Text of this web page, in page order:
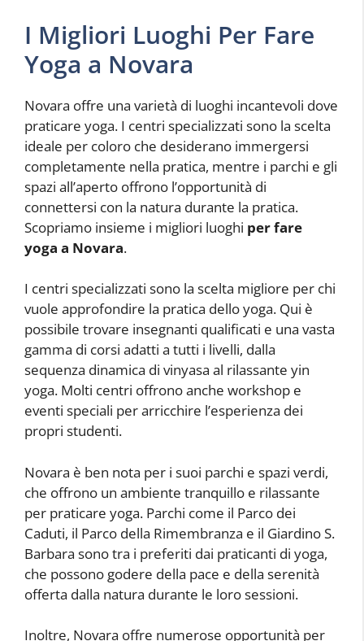
I Migliori Luoghi Per Fare
Yoga a Novara
Novara offre una varietà di luoghi incantevoli dove
praticare yoga. I centri specializzati sono la scelta
ideale per coloro che desiderano immergersi
completamente nella pratica, mentre i parchi e gli
spazi all’aperto offrono l’opportunità di
connettersi con la natura durante la pratica.
Scopriamo insieme i migliori luoghi per fare
yoga a Novara.
I centri specializzati sono la scelta migliore per chi
vuole approfondire la pratica dello yoga. Qui è
possibile trovare insegnanti qualificati e una vasta
gamma di corsi adatti a tutti i livelli, dalla
sequenza dinamica di vinyasa al rilassante yin
yoga. Molti centri offrono anche workshop e
eventi speciali per arricchire l’esperienza dei
propri studenti.
Novara è ben nota per i suoi parchi e spazi verdi,
che offrono un ambiente tranquillo e rilassante
per praticare yoga. Parchi come il Parco dei
Caduti, il Parco della Rimembranza e il Giardino S.
Barbara sono tra i preferiti dai praticanti di yoga,
che possono godere della pace e della serenità
offerta dalla natura durante le loro sessioni.
Inoltre, Novara offre numerose opportunità per